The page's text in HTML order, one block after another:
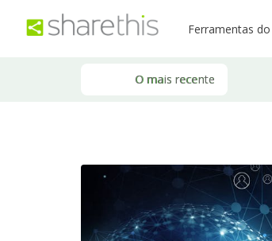
Ferramentas
O mais recente